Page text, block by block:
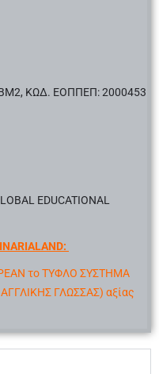
ΚΩΔ. ΕΟΠΠΕΠ: 2000453
EDUCATIONAL
το ΤΥΦΛΟ ΣΥΣΤΗΜΑ
ΓΛΩΣΣΑΣ) αξίας